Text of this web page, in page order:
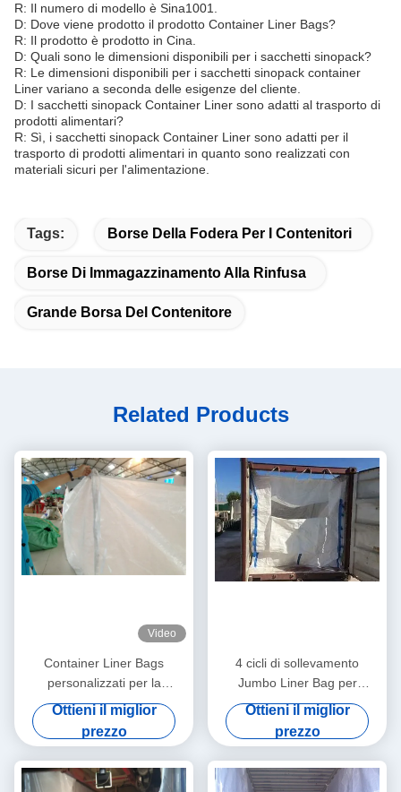
R: Il numero di modello è Sina1001.
D: Dove viene prodotto il prodotto Container Liner Bags?
R: Il prodotto è prodotto in Cina.
D: Quali sono le dimensioni disponibili per i sacchetti sinopack?
R: Le dimensioni disponibili per i sacchetti sinopack container
Liner variano a seconda delle esigenze del cliente.
D: I sacchetti sinopack Container Liner sono adatti al trasporto di
prodotti alimentari?
R: Sì, i sacchetti sinopack Container Liner sono adatti per il
trasporto di prodotti alimentari in quanto sono realizzati con
materiali sicuri per l'alimentazione.
Tags: Borse Della Fodera Per I Contenitori
Borse Di Immagazzinamento Alla Rinfusa
Grande Borsa Del Contenitore
Related Products
Video
Container Liner Bags
personalizzati per la
spedizione in forma adatta o
adatta in modo sciolto Tipo
di container e 5 1 rapporto di
sicurezza
Ottieni il miglior
prezzo
4 cicli di sollevamento
Jumbo Liner Bag per
applicazioni industriali
personalizzate
Ottieni il miglior
prezzo